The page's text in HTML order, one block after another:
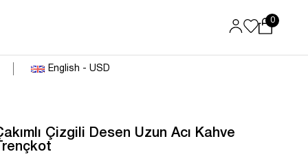
0
English - USD
Çizgili Desen Uzun Acı Kahve